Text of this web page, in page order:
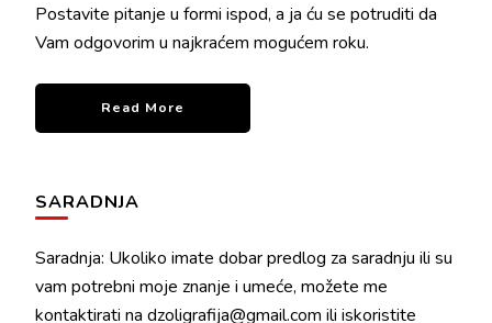
Postavite pitanje u formi ispod, a ja ću se potruditi da
Vam odgovorim u najkraćem mogućem roku.
Read More
SARADNJA
Saradnja: Ukoliko imate dobar predlog za saradnju ili su
vam potrebni moje znanje i umeće, možete me
kontaktirati na dzoligrafija@gmail.com ili iskoristite